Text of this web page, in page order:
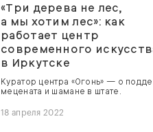
«Три дерева не лес,
а мы хотим лес»: как
работает центр
современного
в Иркутске
Куратор центра «Огонь» — о
мецената и шамане в штате.
18 апреля 2022